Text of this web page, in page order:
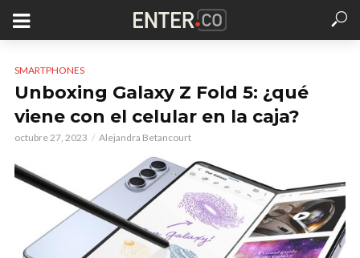
SMARTPHONES
Unboxing Galaxy Z Fold 5: ¿qué
viene con el celular en la caja?
octubre 27, 2023 Alejandra Betancourt